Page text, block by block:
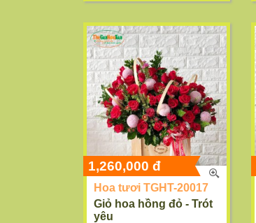
Hoa tươi TGHT-20017
Giỏ hoa hồng đỏ - Trót
yêu
1,260,000 đ